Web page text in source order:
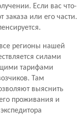
Если вас что-
заказа или его части.
регионы нашей
силами
тарифами
Там
выяснить
проживания и